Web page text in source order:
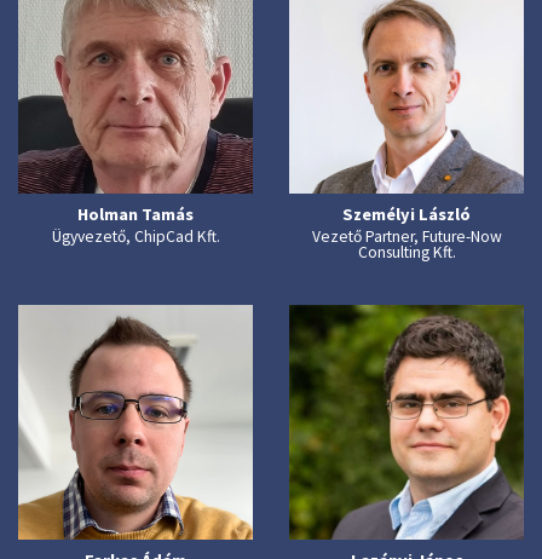
Holman Tamás
Ügyvezető, ChipCad Kft.
Személyi László
Vezető Partner, Future-Now
Consulting Kft.